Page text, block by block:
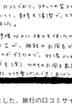
した。旅行の口コミサ